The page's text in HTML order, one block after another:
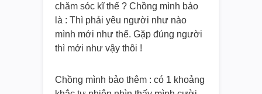
chăm sóc kĩ thế ? Chồng mình bảo
là : Thì phải yêu người như nào
mình mới như thế. Gặp đúng người
thì mới như vậy thôi !
Chồng mình bảo thêm : có 1 khoảng